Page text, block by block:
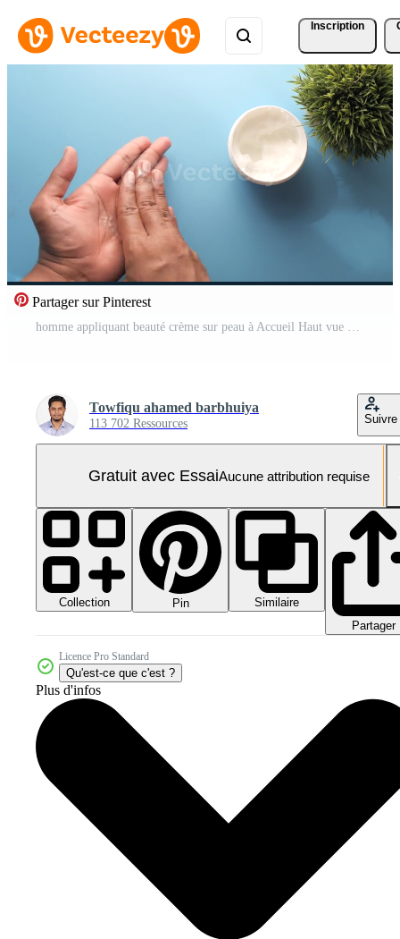
Inscription
Partager sur Pinterest
homme appliquant beauté crème sur peau à Accueil Haut vue Vidéo Pro
Towfiqu ahamed barbhuiya
113 702 Ressources Suivre
Gratuit avec EssaiAucune attribution requise
Collection Pin
Similaire
Partager
Licence Pro Standard
Qu'est-ce que c'est ?
Plus d'infos